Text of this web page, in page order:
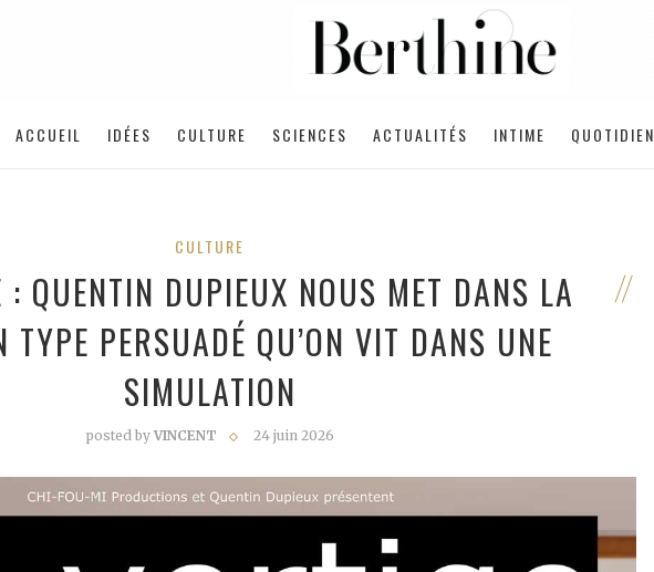
ACCUEIL IDÉES CULTURE SCIENCES ACTUALITÉS INTIME QUOTIDIEN
CULTURE
: QUENTIN DUPIEUX NOUS MET DANS LA
TYPE PERSUADÉ QU’ON VIT DANS UNE
SIMULATION
posted by VINCENT 24 juin 2026